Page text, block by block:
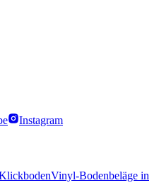
Instagram
Vinyl-Bodenbeläge in